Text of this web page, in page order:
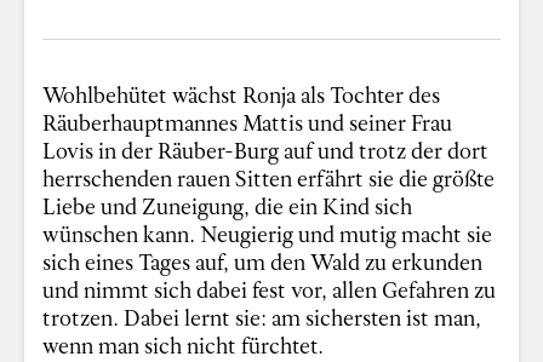
Wohlbehütet wächst Ronja als Tochter des
Räuberhauptmannes Mattis und seiner Frau
Lovis in der Räuber-Burg auf und trotz der dort
herrschenden rauen Sitten erfährt sie die größte
Liebe und Zuneigung, die ein Kind sich
wünschen kann. Neugierig und mutig macht sie
sich eines Tages auf, um den Wald zu erkunden
und nimmt sich dabei fest vor, allen Gefahren zu
trotzen. Dabei lernt sie: am sichersten ist man,
wenn man sich nicht fürchtet.